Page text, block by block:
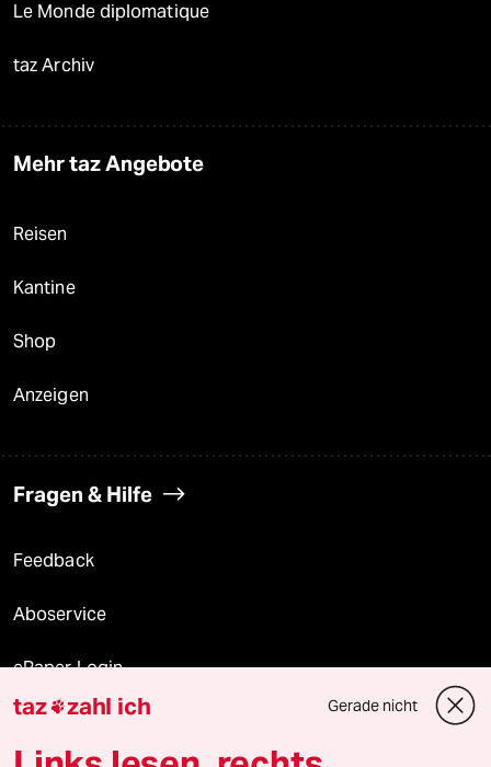
Le Monde diplomatique
taz Archiv
Mehr taz Angebote
Reisen
Kantine
Shop
Anzeigen
Fragen & Hilfe
Feedback
Aboservice
ePaper Login
Downloads für Abonnierende
taz zahl ich Gerade nicht